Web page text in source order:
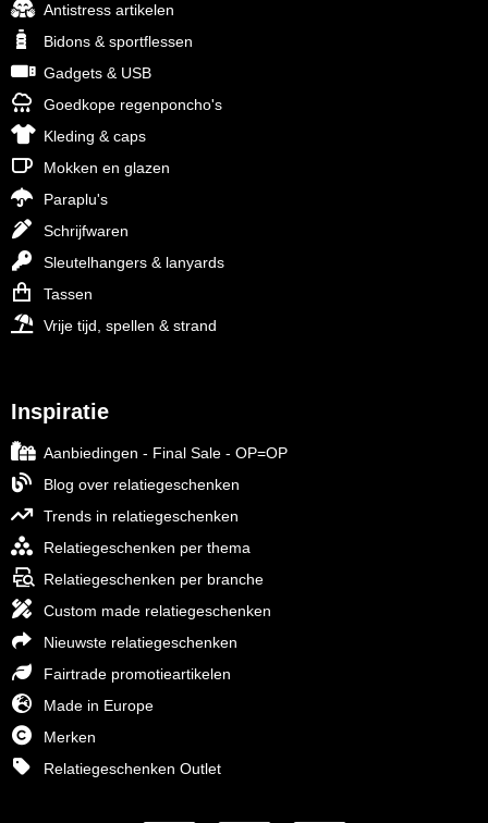
Antistress artikelen
Bidons & sportflessen
Gadgets & USB
Goedkope regenponcho's
Kleding & caps
Mokken en glazen
Paraplu's
Schrijfwaren
Sleutelhangers & lanyards
Tassen
Vrije tijd, spellen & strand
Inspiratie
Aanbiedingen - Final Sale - OP=OP
Blog over relatiegeschenken
Trends in relatiegeschenken
Relatiegeschenken per thema
Relatiegeschenken per branche
Custom made relatiegeschenken
Nieuwste relatiegeschenken
Fairtrade promotieartikelen
Made in Europe
Merken
Relatiegeschenken Outlet